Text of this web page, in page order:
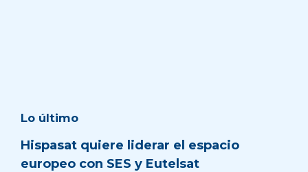
Lo último
Hispasat quiere liderar el espacio
europeo con SES y Eutelsat